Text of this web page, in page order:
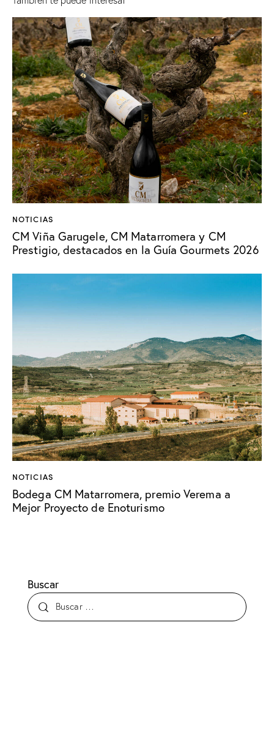
NOTICIAS
CM Viña Garugele, CM Matarromera y CM
Prestigio, destacados en la Guía Gourmets 2026
NOTICIAS
Bodega CM Matarromera, premio Verema a
Mejor Proyecto de Enoturismo
Buscar